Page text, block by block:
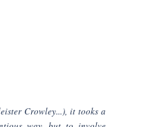
Crowley...), it tooks a